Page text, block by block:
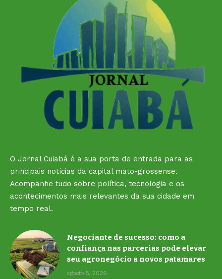
O Jornal Cuiabá é a sua porta de entrada para as
principais notícias da capital mato-grossense.
Acompanhe tudo sobre política, tecnologia e os
acontecimentos mais relevantes da sua cidade em
tempo real.
Negociante de sucesso: como a
confiança nas parcerias pode elevar
seu agronegócio a novos patamares
agosto 5, 2026